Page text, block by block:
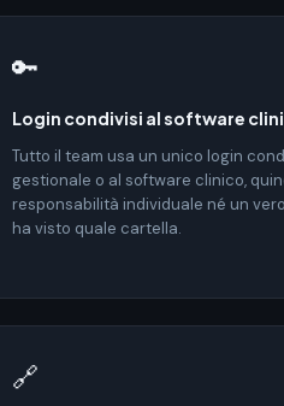
🔑
Login condivisi al software
Tutto il team usa un unico login
gestionale o al software clinico,
responsabilità individuale né un
ha visto quale cartella.
🔗